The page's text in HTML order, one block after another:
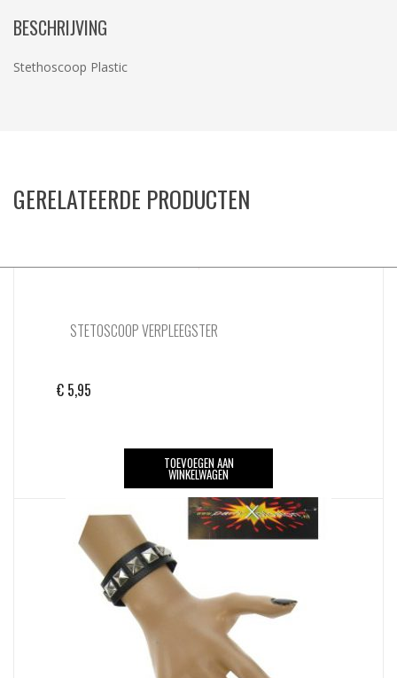
BESCHRIJVING
Stethoscoop Plastic
GERELATEERDE PRODUCTEN
STETOSCOOP VERPLEEGSTER
€ 5,95
TOEVOEGEN AAN
WINKELWAGEN